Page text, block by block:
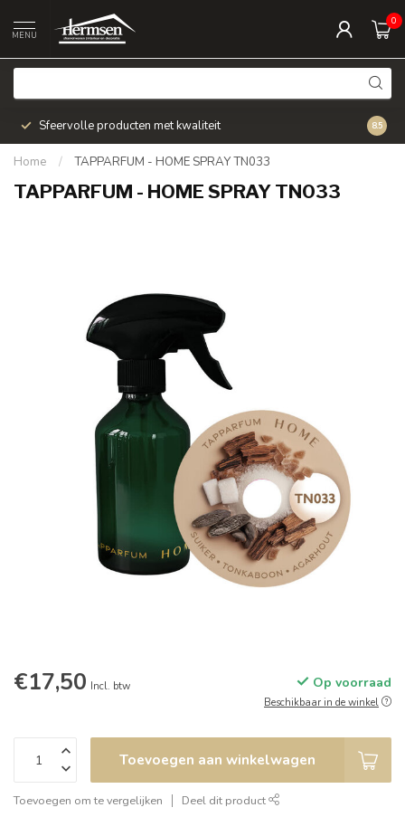
MENU
0
Sfeervolle producten met kwaliteit Snel
8.5
Home / TAPPARFUM - HOME SPRAY TN033
TAPPARFUM - HOME SPRAY TN033
€17,50 Incl. btw Op voorraad
Beschikbaar in de winkel
Toevoegen aan winkelwagen
Toevoegen om te vergelijken Deel dit product